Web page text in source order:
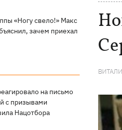
«Ногу свело!» Макс
зачем приехал
на письмо
с призывами
Нацотбора